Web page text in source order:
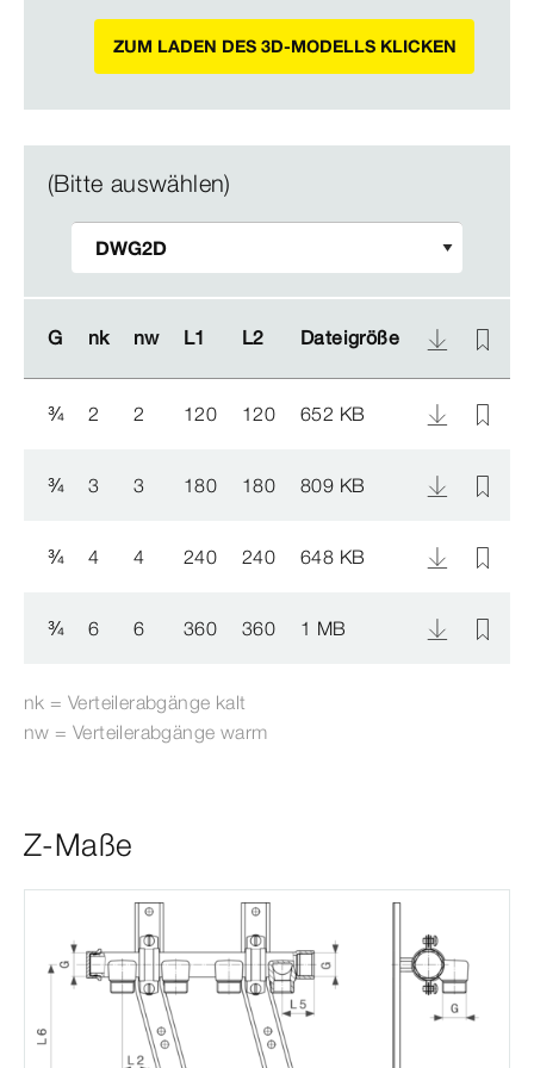
ZUM LADEN DES 3D-MODELLS KLICKEN
(Bitte auswählen)
G nk nw L1 L2 Dateigröße
G nk nw L1 L2 Dateigröße
¾ 2 2 120 120 652 KB
¾ 3 3 180 180 809 KB
¾ 4 4 240 240 648 KB
¾ 6 6 360 360 1 MB
nk = Verteilerabgänge kalt
nw = Verteilerabgänge warm
Z-Maße